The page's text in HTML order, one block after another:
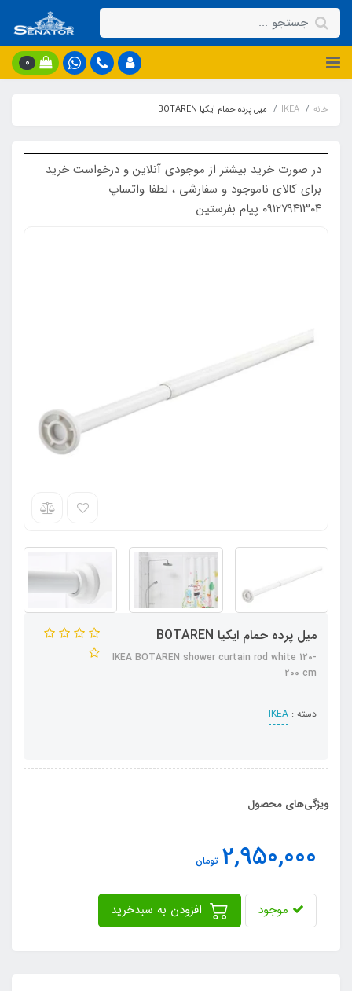
0
خانه IKEA میل پرده حمام ایکیا BOTAREN
در صورت خرید بیشتر از موجودی آنلاین و درخواست خرید
برای کالای ناموجود و سفارشی ، لطفا واتساپ
۰۹۱۲۷۹۴۱۳۰۴ پیام بفرستین
میل پرده حمام ایکیا BOTAREN
IKEA BOTAREN shower curtain rod white 120-
200 cm
دسته : IKEA
ویژگی‌های محصول
2,950,000 تومان
موجود